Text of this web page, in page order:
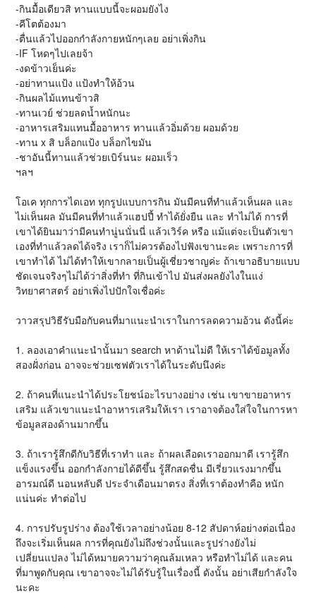
-กินมื้อเดียวสิ ทานแบบนี้จะผอมยังไง
-คีโตต้องมา
-ตื่นแล้วไปออกกำลังกายหนักๆเลย อย่าเพิ่งกิน
-IF โหดๆไปเลยจ้า
-งดข้าวเย็นค่ะ
-อย่าทานแป้ง แป้งทำให้อ้วน
-กินผลไม้แทนข้าวสิ
-ทานเวย์ ช่วยลดน้ำหนักนะ
-อาหารเสริมแทนมื้ออาหาร ทานแล้วอิ่มด้วย ผอมด้วย
-ทาน x สิ บล็อกแป้ง บล็อกไขมัน
-ชาอันนี้ทานแล้วช่วยเบิร์นนะ ผอมเร็ว
ฯลฯ
โอเค ทุกการไดเอท ทุกรูปแบบการกิน มันมีคนที่ทำแล้วเห็นผล และ
ไม่เห็นผล มันมีคนที่ทำแล้วแฮปปี้ ทำได้ยั่งยืน และ ทำไม่ได้ การที่
เขาได้ยินมาว่ามีคนทำนู่นนั่นนี่ แล้วเวิร์ค หรือ แม้แต่จะเป็นตัวเขา
เองที่ทำแล้วลดได้จริง เราก็ไม่ควรต้องไปฟังเขานะคะ เพราะการที่
เขาทำได้ ไม่ได้ทำให้เขากลายเป็นผู้เชี่ยวชาญค่ะ ถ้าเขาอธิบายแบบ
ชัดเจนจริงๆไม่ได้ว่าสิ่งที่ทำ ที่กินเข้าไป มันส่งผลยังไงในแง่
วิทยาศาสตร์ อย่าเพิ่งไปปักใจเชื่อค่ะ
วาวสรุปวิธีรับมือกับคนที่มาแนะนำเราในการลดความอ้วน ดังนี้ค่ะ
1. ลองเอาคำแนะนำนั้นมา search หาด้านไม่ดี ให้เราได้ข้อมูลทั้ง
สองฝั่งก่อน อาจจะช่วยเซฟตัวเราได้ในระดับนึงค่ะ
2. ถ้าคนที่แนะนำได้ประโยชน์อะไรบางอย่าง เช่น เขาขายอาหาร
เสริม แล้วเขาแนะนำอาหารเสริมให้เรา เราอาจต้องใส่ใจในการหา
ข้อมูลสองด้านมากขึ้น
3. ถ้าเรารู้สึกดีกับวิธีที่เราทำ และ ถ้าผลเลือดเราออกมาดี เรารู้สึก
แข็งแรงขึ้น ออกกำลังกายได้ดีขึ้น รู้สึกสดชื่น มีเรี่ยวแรงมากขึ้น
อารมณ์ดี นอนหลับดี ประจำเดือนมาตรง สิ่งที่เราต้องทำคือ หนัก
แน่นค่ะ ทำต่อไป
4. การปรับรูปร่าง ต้องใช้เวลาอย่างน้อย 8-12 สัปดาห์อย่างต่อเนื่อง
ถึงจะเริ่มเห็นผล การที่คุณยังไม่ถึงช่วงนั้นและรูปร่างยังไม่
เปลี่ยนแปลง ไม่ได้หมายความว่าคุณล้มเหลว หรือทำไม่ได้ และคน
ที่มาพูดกับคุณ เขาอาจจะไม่ได้รับรู้ในเรื่องนี้ ดังนั้น อย่าเสียกำลังใจ
นะคะ